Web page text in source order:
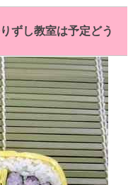
ずし教室は予定どう